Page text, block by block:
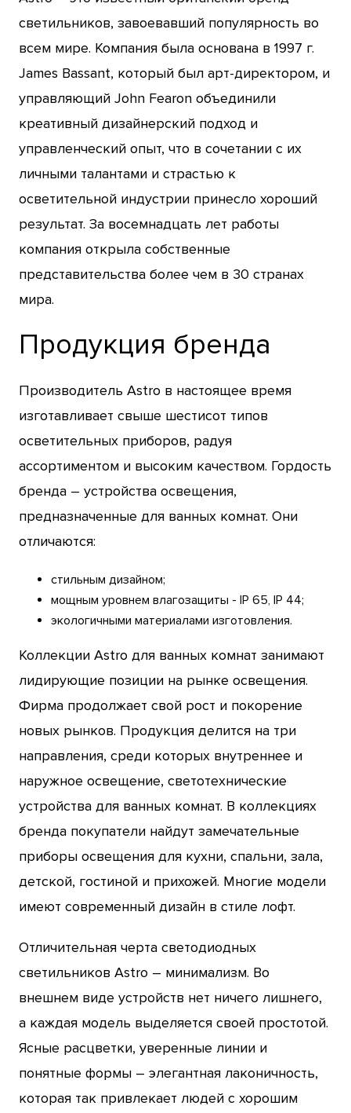
светильников, завоевавший популярность во
всем мире. Компания была основана в 1997 г.
James Bassant, который был арт-директором, и
управляющий John Fearon объединили
креативный дизайнерский подход и
управленческий опыт, что в сочетании с их
личными талантами и страстью к
осветительной индустрии принесло хороший
результат. За восемнадцать лет работы
компания открыла собственные
представительства более чем в 30 странах
мира.
Продукция бренда
Производитель Astro в настоящее время
изготавливает свыше шестисот типов
осветительных приборов, радуя
ассортиментом и высоким качеством. Гордость
бренда – устройства освещения,
предназначенные для ванных комнат. Они
отличаются:
стильным дизайном;
мощным уровнем влагозащиты - IP 65, IP 44;
экологичными материалами изготовления.
Коллекции Astro для ванных комнат занимают
лидирующие позиции на рынке освещения.
Фирма продолжает свой рост и покорение
новых рынков. Продукция делится на три
направления, среди которых внутреннее и
наружное освещение, светотехнические
устройства для ванных комнат. В коллекциях
бренда покупатели найдут замечательные
приборы освещения для кухни, спальни, зала,
детской, гостиной и прихожей. Многие модели
имеют современный дизайн в стиле лофт.
Отличительная черта светодиодных
светильников Astro – минимализм. Во
внешнем виде устройств нет ничего лишнего,
а каждая модель выделяется своей простотой.
Ясные расцветки, уверенные линии и
понятные формы – элегантная лаконичность,
которая так привлекает людей с хорошим